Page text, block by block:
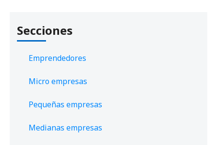
Secciones
Emprendedores
Micro empresas
Pequeñas empresas
Medianas empresas